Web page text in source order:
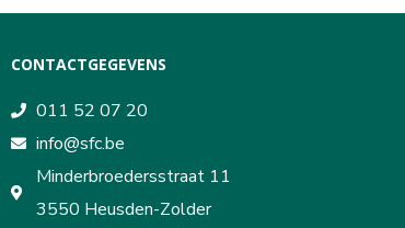
CONTACTGEGEVENS
011 52 07 20
info@sfc.be
Minderbroedersstraat 11
3550 Heusden-Zolder